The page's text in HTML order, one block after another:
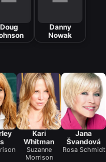
Doug
Danny
Nowak
Kari
Whitman
Suzanne
Morrison
Jana
Švandová
Rosa Schmidt